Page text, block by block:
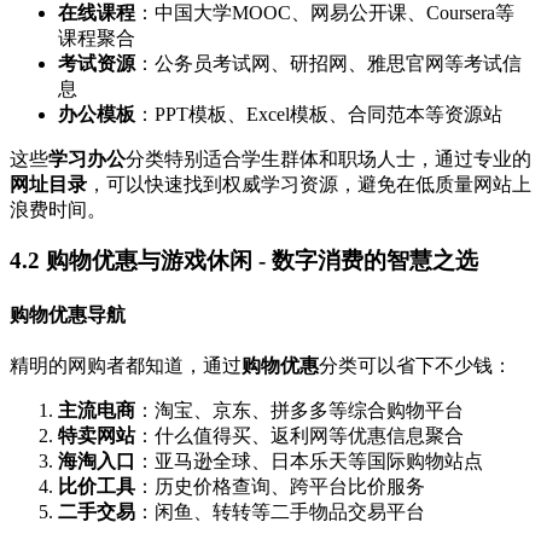
在线课程 ：中国大学MOOC、网易公开课、Coursera等
课程聚合
考试资源 ：公务员考试网、研招网、雅思官网等考试信
息
办公模板 ：PPT模板、Excel模板、合同范本等资源站
这些学习办公分类特别适合学生群体和职场人士，通过专业的
网址目录 ，可以快速找到权威学习资源，避免在低质量网站上
浪费时间。
4.2 购物优惠与游戏休闲 - 数字消费的智慧之选
购物优惠导航
精明的网购者都知道，通过购物优惠分类可以省下不少钱：
主流电商 ：淘宝、京东、拼多多等综合购物平台
特卖网站：什么值得买、返利网等优惠信息聚合
海淘入口
：亚马逊全球、日本乐天等国际购物站点
比价工具 ：历史价格查询、跨平台比价服务
二手交易 ：闲鱼、转转等二手物品交易平台